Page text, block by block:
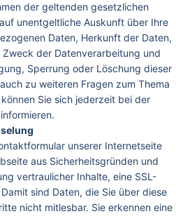
der geltenden gesetzlichen
unentgeltliche Auskunft über Ihre
Daten, Herkunft der Daten,
der Datenverarbeitung und
Sperrung oder Löschung dieser
zu weiteren Fragen zum Thema
Sie sich jederzeit bei der
unserer Internetseite
aus Sicherheitsgründen und
vertraulicher Inhalte, eine SSL-
sind Daten, die Sie über diese
nicht mitlesbar. Sie erkennen eine